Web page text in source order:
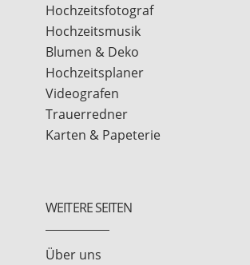
Hochzeitsfotograf
Hochzeitsmusik
Blumen & Deko
Hochzeitsplaner
Videografen
Trauerredner
Karten & Papeterie
WEITERE SEITEN
Über uns